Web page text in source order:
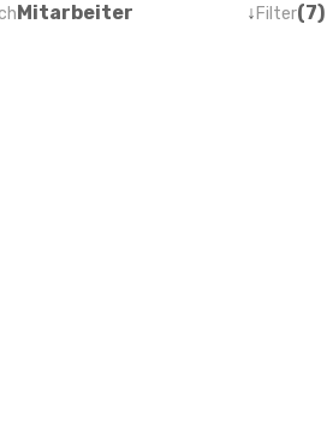
Mitarbeiter ↓ Filter(7)